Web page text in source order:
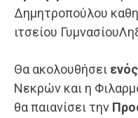
Δημητροπούλου
ιτσείου
Θα ακολουθήσει
Νεκρών και η
θα παιανίσει την